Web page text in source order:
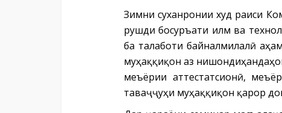
Зимни суханронии худ раиси
рушди босуръати илм ва
ба талаботи байналмилалӣ
муҳаққиқон аз
меъёрии аттестатсионӣ,
таваҷҷуҳи муҳаққиқон қарор